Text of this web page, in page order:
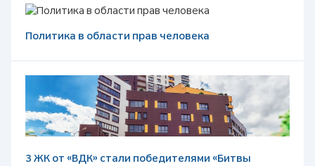
Политика в области прав человека
3 ЖК от «ВДК» стали победителями «Битвы